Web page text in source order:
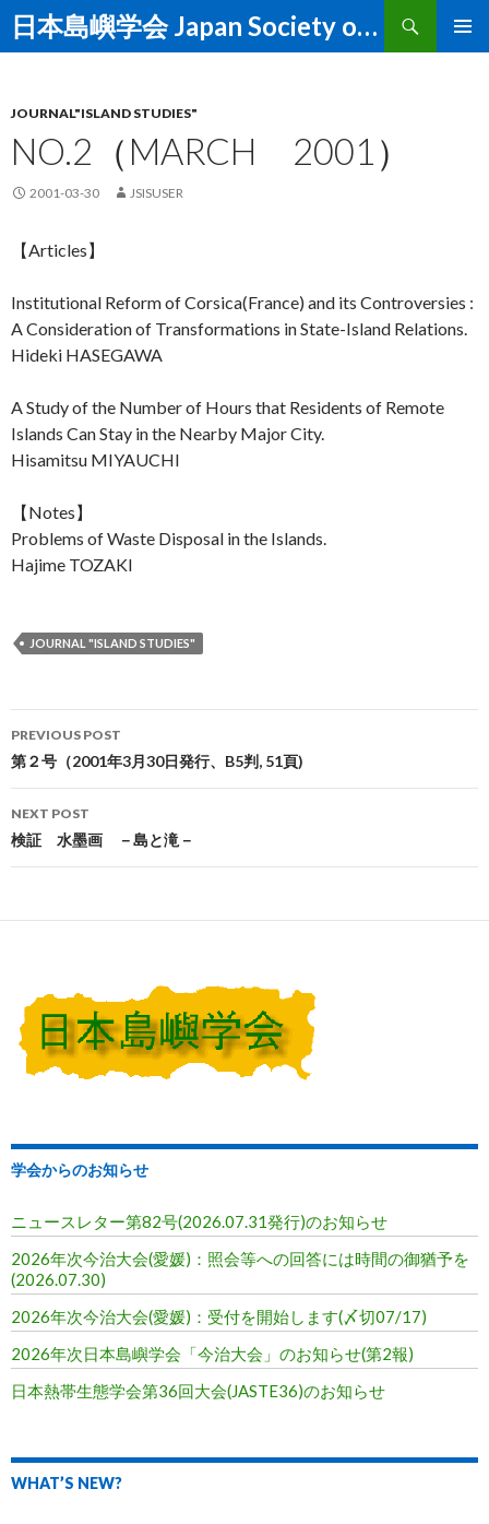
日本島嶼学会 Japan Society of Island Studies
Search
SKIP TO CONTENT
JOURNAL"ISLAND STUDIES"
NO.2（MARCH 2001）
2001-03-30 JSISUSER
【Articles】
Institutional Reform of Corsica(France) and its Controversies :
A Consideration of Transformations in State-Island Relations.
Hideki HASEGAWA
A Study of the Number of Hours that Residents of Remote
Islands Can Stay in the Nearby Major City.
Hisamitsu MIYAUCHI
【Notes】
Problems of Waste Disposal in the Islands.
Hajime TOZAKI
JOURNAL "ISLAND STUDIES"
Post navigation
PREVIOUS POST
第２号（2001年3月30日発行、B5判, 51頁)
NEXT POST
検証 水墨画 －島と滝－
学会からのお知らせ
ニュースレター第82号(2026.07.31発行)のお知らせ
2026年次今治大会(愛媛)：照会等への回答には時間の御猶予を
(2026.07.30)
2026年次今治大会(愛媛)：受付を開始します(〆切07/17)
2026年次日本島嶼学会「今治大会」のお知らせ(第2報)
日本熱帯生態学会第36回大会(JASTE36)のお知らせ
WHAT’S NEW?